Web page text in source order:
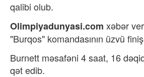
qalibi olub.
Olimpiyadunyasi.com xəbər
"Burqos" komandasının üzvü
Burnett məsafəni 4 saat, 16
qət edib.